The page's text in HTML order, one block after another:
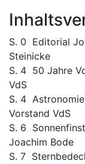
S. 0 Editorial
Steinicke
S. 4 50 Jahre
VdS
S. 4
Vorstand VdS
S. 6
Joachim Bode
S. 7